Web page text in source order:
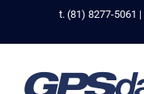
contenido
t. (81) 8277-5061